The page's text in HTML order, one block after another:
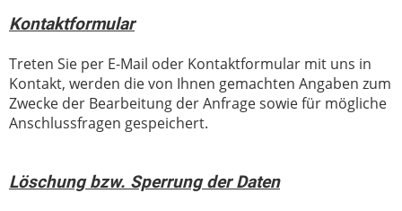
Kontaktformular
Treten Sie per E-Mail oder Kontaktformular mit uns in
Kontakt, werden die von Ihnen gemachten Angaben zum
Zwecke der Bearbeitung der Anfrage sowie für mögliche
Anschlussfragen gespeichert.
Löschung bzw. Sperrung der Daten